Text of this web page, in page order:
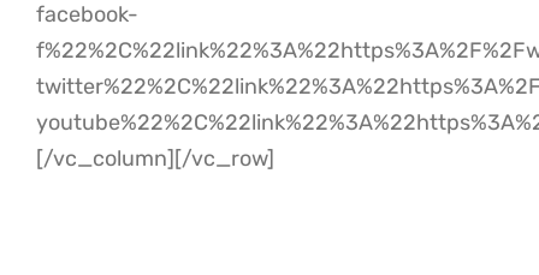
facebook-
[/vc_column][/vc_row]